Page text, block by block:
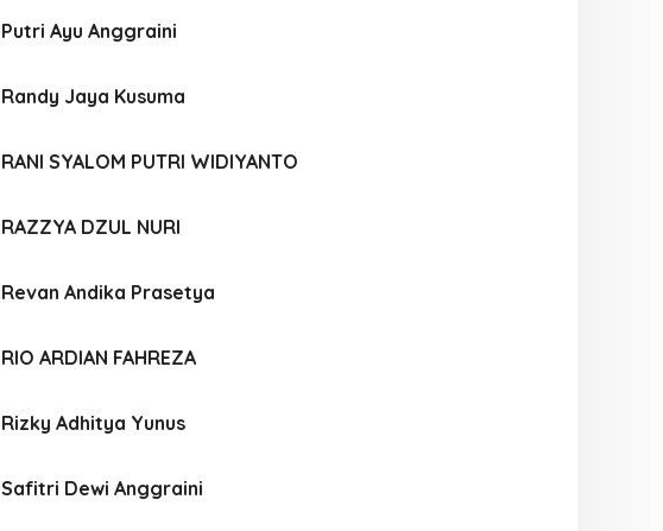
Putri Ayu Anggraini
Randy Jaya Kusuma
RANI SYALOM PUTRI WIDIYANTO
RAZZYA DZUL NURI
Revan Andika Prasetya
RIO ARDIAN FAHREZA
Rizky Adhitya Yunus
Safitri Dewi Anggraini